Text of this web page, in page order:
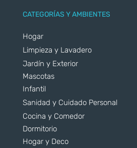
CATEGORÍAS Y AMBIENTES
Hogar
Limpieza y Lavadero
Jardín y Exterior
Mascotas
Infantil
Sanidad y Cuidado Personal
Cocina y Comedor
Dormitorio
Hogar y Deco